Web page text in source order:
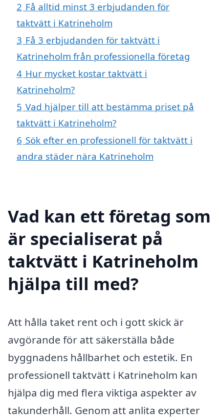
2 Få alltid minst 3 erbjudanden för
taktvätt i Katrineholm
3 Få 3 erbjudanden för taktvätt i
Katrineholm från professionella företag
4 Hur mycket kostar taktvätt i
Katrineholm?
5 Vad hjälper till att bestämma priset på
taktvätt i Katrineholm?
6 Sök efter en professionell för taktvätt i
andra städer nära Katrineholm
Vad kan ett företag som
är specialiserat på
taktvätt i Katrineholm
hjälpa till med?
Att hålla taket rent och i gott skick är
avgörande för att säkerställa både
byggnadens hållbarhet och estetik. En
professionell taktvätt i Katrineholm kan
hjälpa dig med flera viktiga aspekter av
takunderhåll. Genom att anlita experter